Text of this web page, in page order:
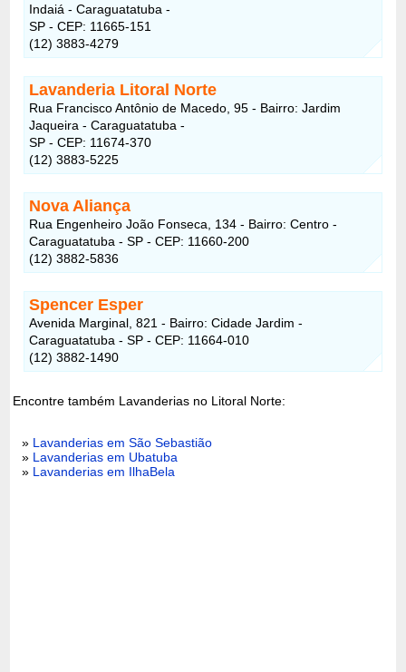
Indaiá - Caraguatatuba -
SP - CEP: 11665-151
(12) 3883-4279
Lavanderia Litoral Norte
Rua Francisco Antônio de Macedo, 95 - Bairro: Jardim
Jaqueira - Caraguatatuba -
SP - CEP: 11674-370
(12) 3883-5225
Nova Aliança
Rua Engenheiro João Fonseca, 134 - Bairro: Centro -
Caraguatatuba - SP - CEP: 11660-200
(12) 3882-5836
Spencer Esper
Avenida Marginal, 821 - Bairro: Cidade Jardim -
Caraguatatuba - SP - CEP: 11664-010
(12) 3882-1490
Encontre também Lavanderias no Litoral Norte:
» Lavanderias em São Sebastião
» Lavanderias em Ubatuba
» Lavanderias em IlhaBela